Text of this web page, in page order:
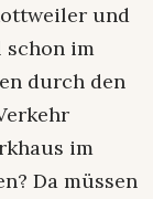
und
schon im
durch den
im
Da müssen